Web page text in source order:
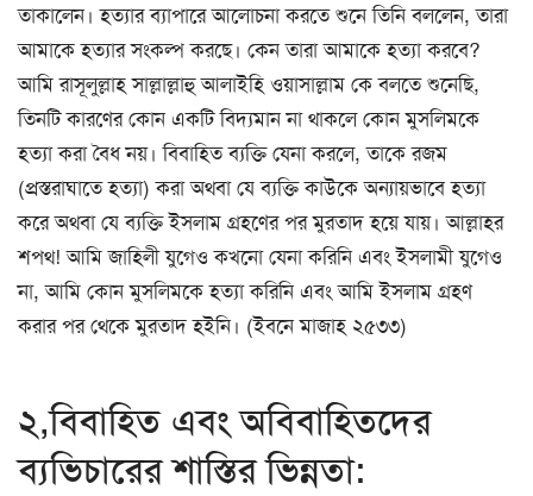
তাকালেন। হত্যার ব্যাপারে আলোচনা করতে শুনে তিনি বললেন, তারা
আমাকে হত্যার সংকল্প করছে। কেন তারা আমাকে হত্যা করবে?
আমি রাসূলুল্লাহ সাল্লাল্লাহু আলাইহি ওয়াসাল্লাম কে বলতে শুনেছি,
তিনটি কারণের কোন একটি বিদ্যমান না থাকলে কোন মুসলিমকে
হত্যা করা বৈধ নয়। বিবাহিত ব্যক্তি যেনা করলে, তাকে রজম
(প্রস্তরাঘাতে হত্যা) করা অথবা যে ব্যক্তি কাউকে অন্যায়ভাবে হত্যা
করে অথবা যে ব্যক্তি ইসলাম গ্রহণের পর মুরতাদ হয়ে যায়। আল্লাহর
শপথ! আমি জাহিলী যুগেও কখনো যেনা করিনি এবং ইসলামী যুগেও
না, আমি কোন মুসলিমকে হত্যা করিনি এবং আমি ইসলাম গ্রহণ
করার পর থেকে মুরতাদ হইনি। (ইবনে মাজাহ ২৫৩৩)
২,বিবাহিত এবং অবিবাহিতদের
ব্যভিচারের শাস্তির ভিন্নতা: